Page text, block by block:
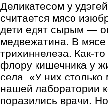
Деликатесом у
считается мясо
дети едят сырым —
медвежатина. В мясе
трихиннелеза. Как-
флору кишечника у
села. «У них
нашей лаборатории
поразились врачи.